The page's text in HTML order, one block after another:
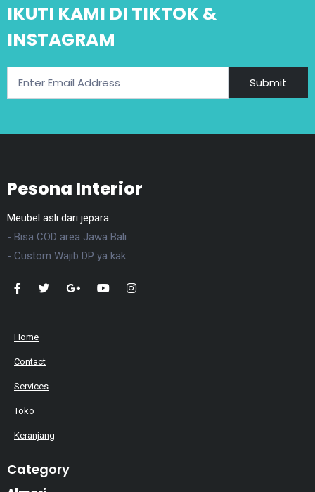
IKUTI KAMI DI TIKTOK &
INSTAGRAM
Submit
Pesona Interior
Meubel asli dari jepara
- Bisa COD area Jawa Bali
- Custom Wajib DP ya kak
Home
Contact
Services
Toko
Keranjang
Category